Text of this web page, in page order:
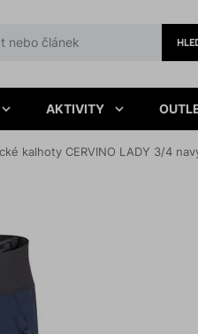
AKTIVITY
kalhoty CERVINO LADY 3/4